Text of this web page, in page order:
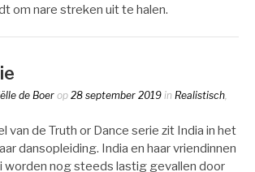
om nare streken uit te halen.
de Boer op 28 september 2019 in Realistisch,
van de Truth or Dance serie zit India in het
dansopleiding. India en haar vriendinnen
worden nog steeds lastig gevallen door